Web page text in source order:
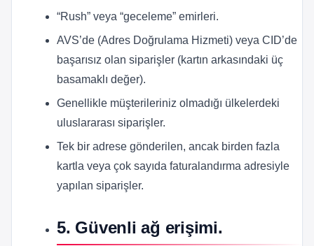
“Rush” veya “geceleme” emirleri.
AVS’de (Adres Doğrulama Hizmeti) veya CID’de
başarısız olan siparişler (kartın arkasındaki üç
basamaklı değer).
Genellikle müşterileriniz olmadığı ülkelerdeki
uluslararası siparişler.
Tek bir adrese gönderilen, ancak birden fazla
kartla veya çok sayıda faturalandırma adresiyle
yapılan siparişler.
5. Güvenli ağ erişimi.